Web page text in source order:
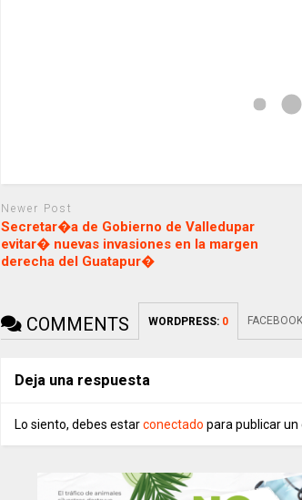
Newer Post
Secretar�a de Gobierno de Valledupar
evitar� nuevas invasiones en la margen
derecha del Guatapur�
COMMENTS WORDPRESS: 0
Deja una respuesta
Lo siento, debes estarconectado para publicar